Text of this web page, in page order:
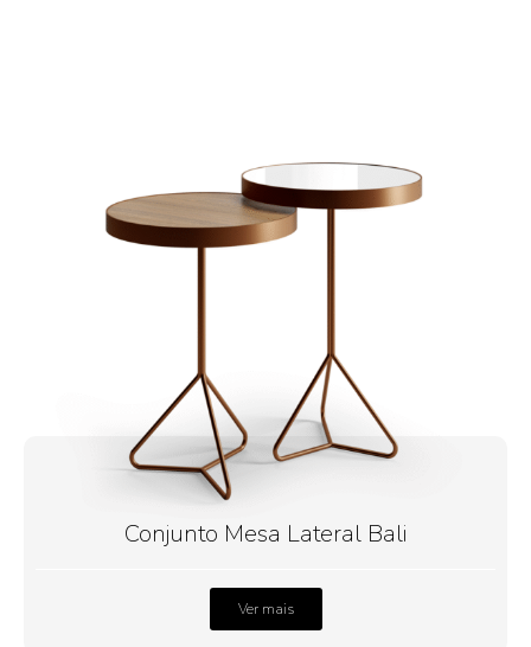
Conjunto Mesa Lateral Bali
Ver mais